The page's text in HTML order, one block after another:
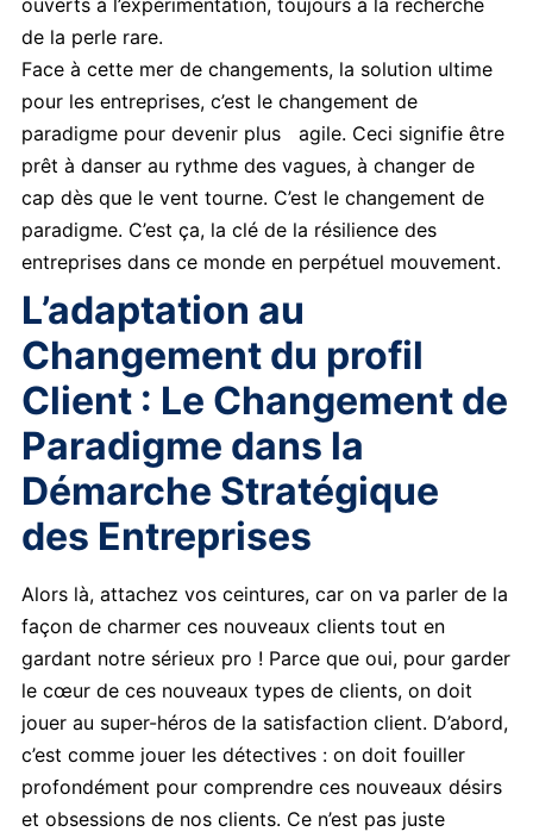
ouverts à l’expérimentation, toujours à la recherche
de la perle rare.
Face à cette mer de changements, la solution ultime
pour les entreprises, c’est le changement de
paradigme pour devenir plus agile. Ceci signifie être
prêt à danser au rythme des vagues, à changer de
cap dès que le vent tourne. C’est le changement de
paradigme. C’est ça, la clé de la résilience des
entreprises dans ce monde en perpétuel mouvement.
L’adaptation au
Changement du profil
Client : Le Changement de
Paradigme dans la
Démarche Stratégique
des Entreprises
Alors là, attachez vos ceintures, car on va parler de la
façon de charmer ces nouveaux clients tout en
gardant notre sérieux pro ! Parce que oui, pour garder
le cœur de ces nouveaux types de clients, on doit
jouer au super-héros de la satisfaction client. D’abord,
c’est comme jouer les détectives : on doit fouiller
profondément pour comprendre ces nouveaux désirs
et obsessions de nos clients. Ce n’est pas juste